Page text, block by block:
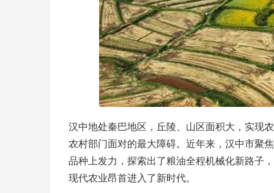
汉中地处秦巴地区，丘陵、山区面积大，实现
农村部门面对的最大障碍。近年来，汉中市聚
品种上发力，探索出了粮油全程机械化新路子
现代农业昂首进入了新时代。